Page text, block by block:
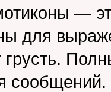
—
для
грусть.
сообщений.